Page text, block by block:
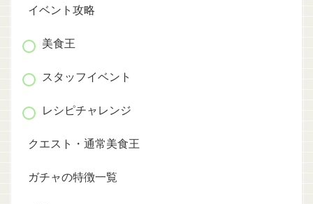
イベント攻略
美食王
スタッフイベント
レシピチャレンジ
クエスト・通常美食王
ガチャの特徴一覧